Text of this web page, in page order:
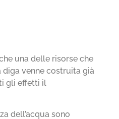
una delle risorse che
diga venne costruita già
gli effetti il
dell’acqua sono